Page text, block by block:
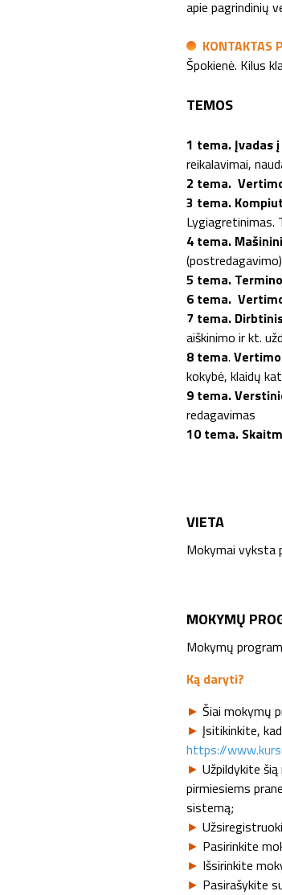
apie pagrindinių
KONTAKTAS
Špokienė. Kilus
TEMOS
1 tema.Įvadas
reikalavimai,
2 tema.
3 tema.
4 tema.
5 tema.
6 tema.
7 tema.
aiškinimo ir kt.
8 tema.
kokybė, klaidų
9 tema.
redagavimas
10 tema.
VIETA
Mokymai vyksta
MOKYMŲ
Mokymų
Ką daryti?
► Šiai mokymų
► Įsitikinkite,
https://
► Užpildykite
pirmiesiems
sistemą;
►
► Pasirinkite
► Išsirinkite
► Pasirašykite